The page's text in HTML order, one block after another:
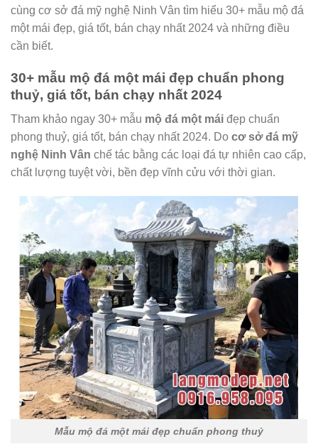
cùng cơ sở đá mỹ nghệ Ninh Vân tìm hiểu 30+ mẫu mộ đá
một mái đẹp, giá tốt, bán chạy nhất 2024 và những điều
cần biết.
30+ mẫu mộ đá một mái đẹp chuẩn phong
thuỷ, giá tốt, bán chạy nhất 2024
Tham khảo ngay 30+ mẫu mộ đá một mái đẹp chuẩn
phong thuỷ, giá tốt, bán chạy nhất 2024. Do cơ sở đá mỹ
nghệ Ninh Vân chế tác bằng các loại đá tự nhiên cao cấp,
chất lượng tuyệt vời, bền đẹp vĩnh cửu với thời gian.
Mẫu mộ đá một mái đẹp chuẩn phong thuỷ